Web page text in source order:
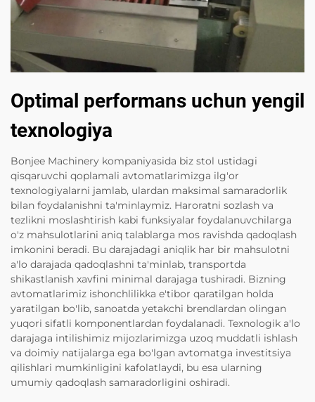
Optimal performans uchun yengil
texnologiya
Bonjee Machinery kompaniyasida biz stol ustidagi
qisqaruvchi qoplamali avtomatlarimizga ilg'or
texnologiyalarni jamlab, ulardan maksimal samaradorlik
bilan foydalanishni ta'minlaymiz. Haroratni sozlash va
tezlikni moslashtirish kabi funksiyalar foydalanuvchilarga
o'z mahsulotlarini aniq talablarga mos ravishda qadoqlash
imkonini beradi. Bu darajadagi aniqlik har bir mahsulotni
a'lo darajada qadoqlashni ta'minlab, transportda
shikastlanish xavfini minimal darajaga tushiradi. Bizning
avtomatlarimiz ishonchlilikka e'tibor qaratilgan holda
yaratilgan bo'lib, sanoatda yetakchi brendlardan olingan
yuqori sifatli komponentlardan foydalanadi. Texnologik a'lo
darajaga intilishimiz mijozlarimizga uzoq muddatli ishlash
va doimiy natijalarga ega bo'lgan avtomatga investitsiya
qilishlari mumkinligini kafolatlaydi, bu esa ularning
umumiy qadoqlash samaradorligini oshiradi.